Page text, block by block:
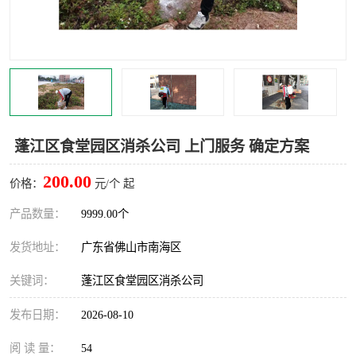
蓬江区食堂园区消杀公司 上门服务 确定方案
价格： 200.00 元/个 起
产品数量： 9999.00个
发货地址： 广东省佛山市南海区
关键词： 蓬江区食堂园区消杀公司
发布日期： 2026-08-10
阅 读 量： 54
灭蚊虫 灭蟑螂
害虫防治 灭杀害虫